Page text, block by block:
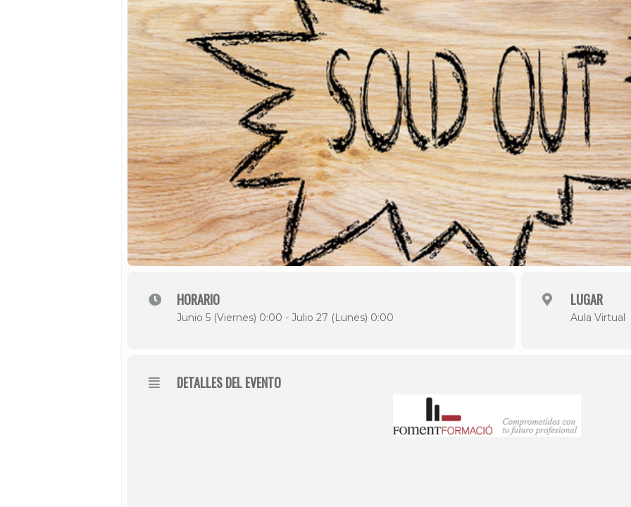
HORARIO
Junio 5 (Viernes) 0:00 - Julio 27 (Lunes) 0:00
LUGAR
Aula Virtual
DETALLES DEL EVENTO